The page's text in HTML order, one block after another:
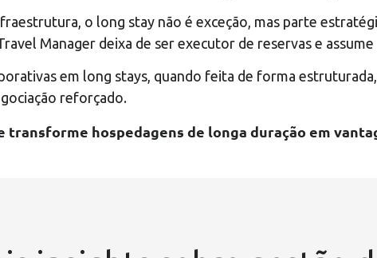
o long stay não é exceção, mas parte
Manager deixa de ser executor de reservas e
em long stays, quando feita de forma
reforçado.
transforme hospedagens de longa duração em